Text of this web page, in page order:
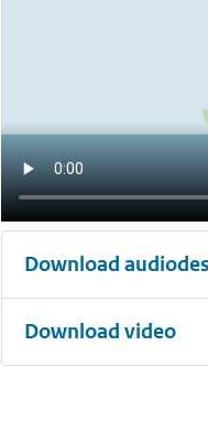
Download
Download video